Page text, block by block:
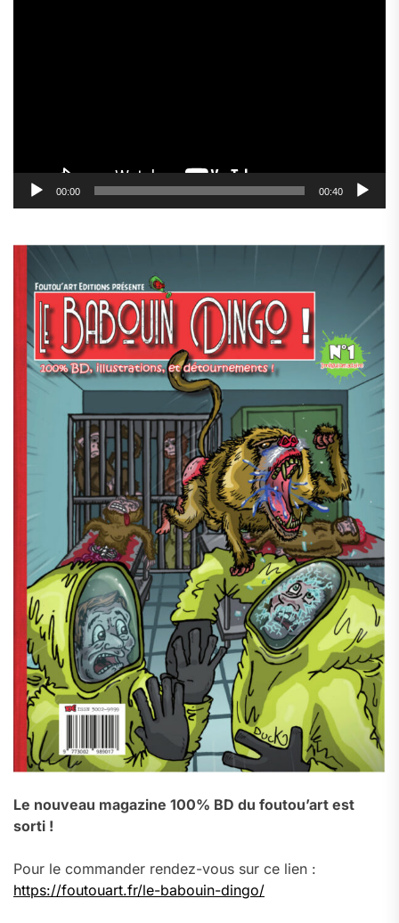
00:00 00:40
Le nouveau magazine 100% BD du foutou’art est
sorti !
Pour le commander rendez-vous sur ce lien :
https://foutouart.fr/le-babouin-dingo/